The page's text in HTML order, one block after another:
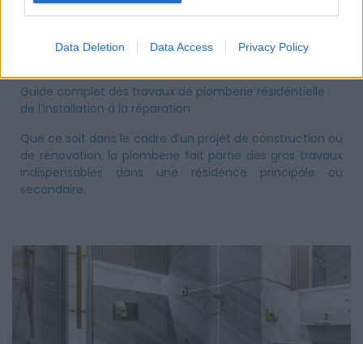
Data Deletion Data Access Privacy Policy
Guide complet des travaux de plomberie résidentielle :
de l’installation à la réparation
Que ce soit dans le cadre d’un projet de construction ou
de rénovation, la plomberie fait partie des gros travaux
indispensables dans une résidence principale ou
secondaire.